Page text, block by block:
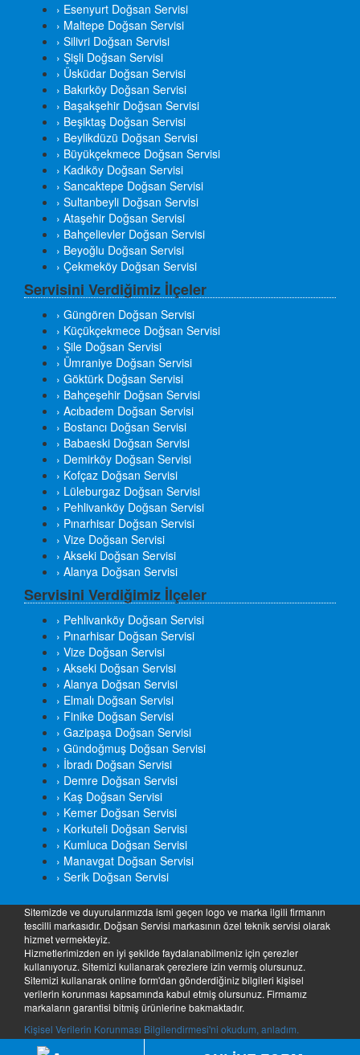
› Esenyurt Doğsan Servisi
› Maltepe Doğsan Servisi
› Silivri Doğsan Servisi
› Şişli Doğsan Servisi
› Üsküdar Doğsan Servisi
› Bakırköy Doğsan Servisi
› Başakşehir Doğsan Servisi
› Beşiktaş Doğsan Servisi
› Beylikdüzü Doğsan Servisi
› Büyükçekmece Doğsan Servisi
› Kadıköy Doğsan Servisi
› Sancaktepe Doğsan Servisi
› Sultanbeyli Doğsan Servisi
› Ataşehir Doğsan Servisi
› Bahçelievler Doğsan Servisi
› Beyoğlu Doğsan Servisi
› Çekmeköy Doğsan Servisi
Servisini Verdiğimiz İlçeler
› Güngören Doğsan Servisi
› Küçükçekmece Doğsan Servisi
› Şile Doğsan Servisi
› Ümraniye Doğsan Servisi
› Göktürk Doğsan Servisi
› Bahçeşehir Doğsan Servisi
› Acıbadem Doğsan Servisi
› Bostancı Doğsan Servisi
› Babaeski Doğsan Servisi
› Demirköy Doğsan Servisi
› Kofçaz Doğsan Servisi
› Lüleburgaz Doğsan Servisi
› Pehlivanköy Doğsan Servisi
› Pınarhisar Doğsan Servisi
› Vize Doğsan Servisi
› Akseki Doğsan Servisi
› Alanya Doğsan Servisi
Servisini Verdiğimiz İlçeler
› Pehlivanköy Doğsan Servisi
› Pınarhisar Doğsan Servisi
› Vize Doğsan Servisi
› Akseki Doğsan Servisi
› Alanya Doğsan Servisi
› Elmalı Doğsan Servisi
› Finike Doğsan Servisi
› Gazipaşa Doğsan Servisi
› Gündoğmuş Doğsan Servisi
› İbradı Doğsan Servisi
› Demre Doğsan Servisi
› Kaş Doğsan Servisi
› Kemer Doğsan Servisi
› Korkuteli Doğsan Servisi
› Kumluca Doğsan Servisi
› Manavgat Doğsan Servisi
› Serik Doğsan Servisi
Sitemizde ve duyurularımızda ismi geçen logo ve marka ilgili firmanın
tescilli markasıdır. Doğsan Servisi markasının özel teknik servisi olarak
hizmet vermekteyiz.
Hizmetlerimizden en iyi şekilde faydalanabilmeniz için çerezler
kullanıyoruz. Sitemizi kullanarak çerezlere izin vermiş olursunuz.
Sitemizi kullanarak online form'dan gönderdiğiniz bilgileri kişisel
verilerin korunması kapsamında kabul etmiş olursunuz. Firmamız
markaların garantisi bitmiş ürünlerine bakmaktadır.
Kişisel Verilerin Korunması Bilgilendirmesi'ni okudum, anladım.
Copyright © Doğsan Servisi Servisi | Tüm Hakları Saklıdır. 2026 | Web